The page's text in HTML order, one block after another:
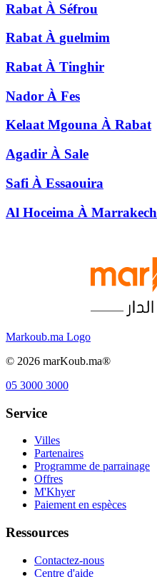
Rabat À Séfrou
Rabat À guelmim
Rabat À Tinghir
Nador À Fes
Kelaat Mgouna À Rabat
Agadir À Sale
Safi À Essaouira
Al Hoceima À Marrakech
Markoub.ma Logo
© 2026 marKoub.ma®
05 3000 3000
Service
Villes
Partenaires
Programme de parrainage
Offres
M'Khyer
Paiement en espèces
Ressources
Contactez-nous
Centre d'aide